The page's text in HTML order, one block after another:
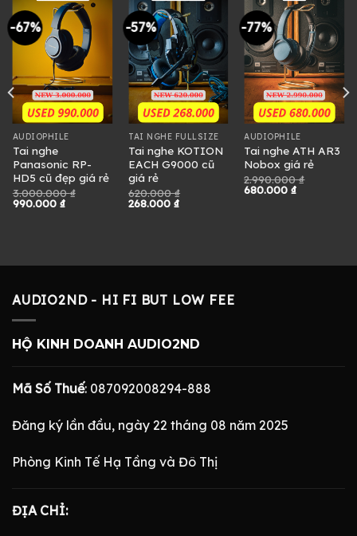
-67%
AUDIOPHILE
Tai nghe
Panasonic RP-
HD5 cũ đẹp giá rẻ
3.000.000₫
Giá
990.000 ₫Giá
-57%
TAI NGHE FULLSIZE
Tai nghe KOTION
EACH G9000 cũ
giá rẻ
620.000₫
Giá
268.000₫Giá
-77%
AUDIOPHILE
Tai nghe ATH AR3
Nobox giá rẻ
2.990.000₫
Giá
680.000₫Giá
AUDIO2ND - HI FI BUT LOW FEE
HỘ KINH DOANH AUDIO2ND
Mã Số Thuế: 087092008294-888
Đăng ký lần đầu, ngày 22 tháng 08 năm 2025
Phòng Kinh Tế Hạ Tầng và Đô Thị
ĐỊA CHỈ: